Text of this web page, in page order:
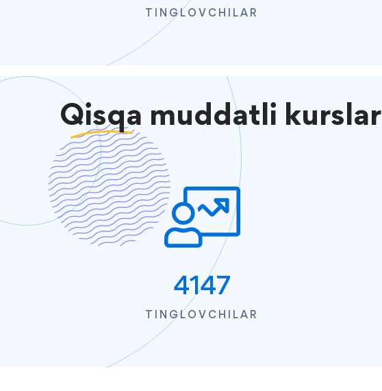
TINGLOVCHILAR
Qisqa muddatli kurslar
4147
TINGLOVCHILAR